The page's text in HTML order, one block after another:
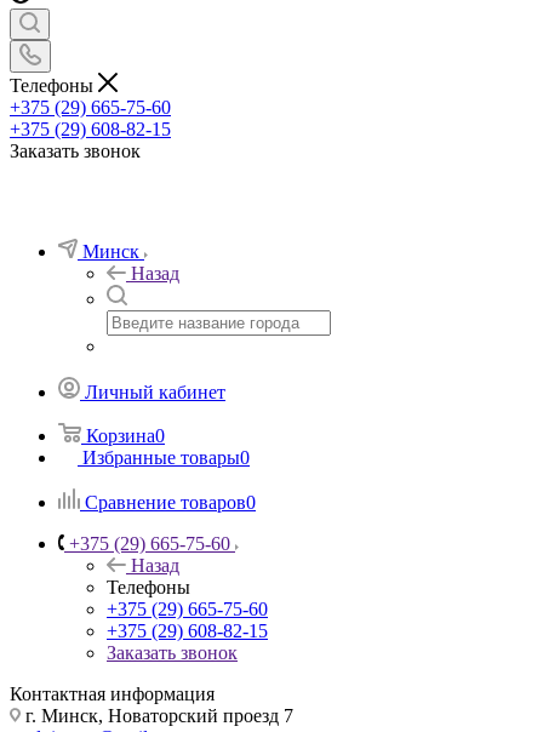
Телефоны
+375 (29) 665-75-60
+375 (29) 608-82-15
Заказать звонок
Минск
Назад
Личный кабинет
Корзина0
Избранные товары0
Сравнение товаров0
+375 (29) 665-75-60
Назад
Телефоны
+375 (29) 665-75-60
+375 (29) 608-82-15
Заказать звонок
Контактная информация
г. Минск, Новаторский проезд 7